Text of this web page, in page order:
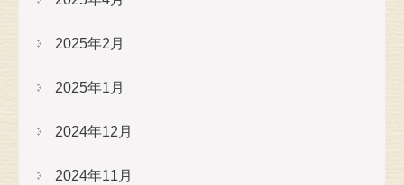
2025年2月
2025年1月
2024年12月
2024年11月